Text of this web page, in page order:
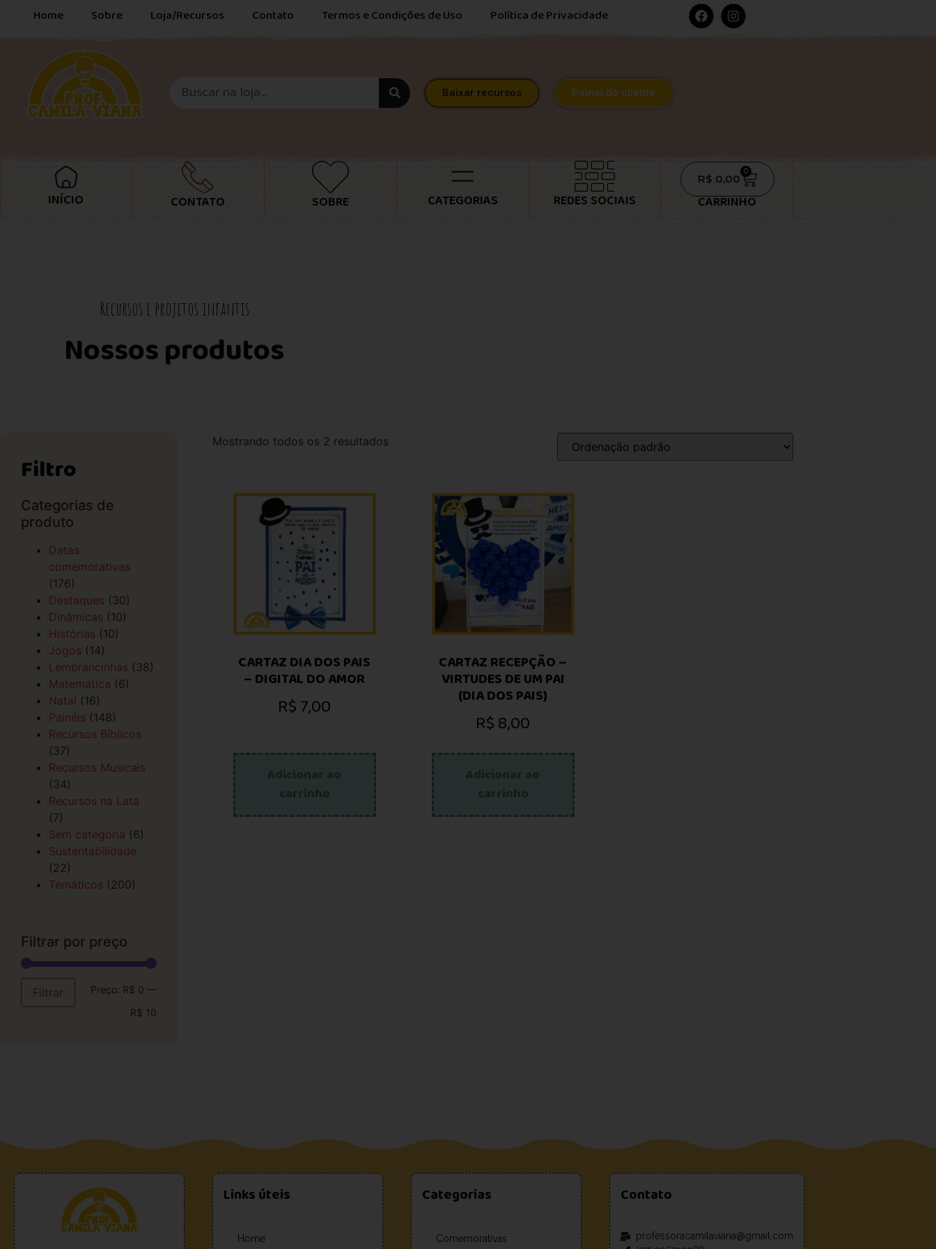
Home Sobre Loja/Recursos Contato Termos e Condições de Uso Política de Privacidade
Baixar recursos Painel do cliente
INÍCIO CONTATO SOBRE CATEGORIAS REDES SOCIAIS
R$ 0,00
0
CARRINHO
Recursos e projetos infantis
Nossos produtos
Filtro
Categorias de
produto
Datas
comemorativas
(176)
Destaques (30)
Dinâmicas (10)
Histórias (10)
Jogos (14)
Lembrancinhas (38)
Matemática (6)
Natal (16)
Painéis (148)
Recursos Bíblicos
(37)
Recursos Musicais
(34)
Recursos na Lata
(7)
Sem categoria (6)
Sustentabilidade
(22)
Temáticos (200)
Filtrar por preço
Filtrar Preço: R$ 0 —
R$ 10
Mostrando todos os 2 resultados
CARTAZ DIA DOS PAIS
– DIGITAL DO AMOR
R$7,00
Adicionar ao
carrinho
CARTAZ RECEPÇÃO –
VIRTUDES DE UM PAI
(DIA DOS PAIS)
R$8,00
Adicionar ao
carrinho
Links úteis
Home
Categorias
Comemorativas
Contato
professoracamilaviana@gmail.com